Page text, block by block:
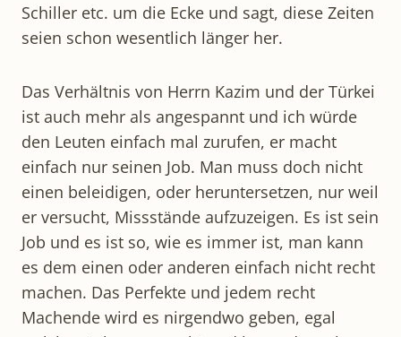
Schiller etc. um die Ecke und sagt, diese Zeiten
seien schon wesentlich länger her.
Das Verhältnis von Herrn Kazim und der Türkei
ist auch mehr als angespannt und ich würde
den Leuten einfach mal zurufen, er macht
einfach nur seinen Job. Man muss doch nicht
einen beleidigen, oder heruntersetzen, nur weil
er versucht, Missstände aufzuzeigen. Es ist sein
Job und es ist so, wie es immer ist, man kann
es dem einen oder anderen einfach nicht recht
machen. Das Perfekte und jedem recht
Machende wird es nirgendwo geben, egal